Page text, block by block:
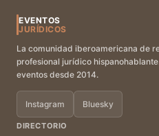
EVENTOS
JURÍDICOS
La comunidad iberoamericana de
profesional jurídico
eventos desde 2014.
Instagram Bluesky
DIRECTORIO